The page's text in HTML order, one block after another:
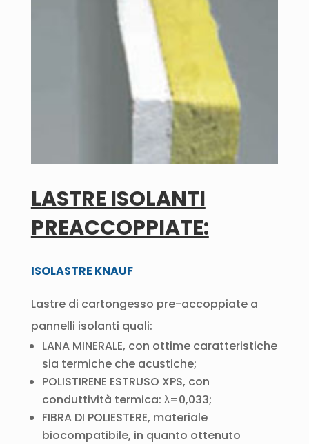
LASTRE ISOLANTI
PREACCOPPIATE:
ISOLASTRE KNAUF
Lastre di cartongesso pre-accoppiate a
pannelli isolanti quali:
LANA MINERALE, con ottime caratteristiche
sia termiche che acustiche;
POLISTIRENE ESTRUSO XPS, con
conduttività termica: λ=0,033;
FIBRA DI POLIESTERE, materiale
biocompatibile, in quanto ottenuto